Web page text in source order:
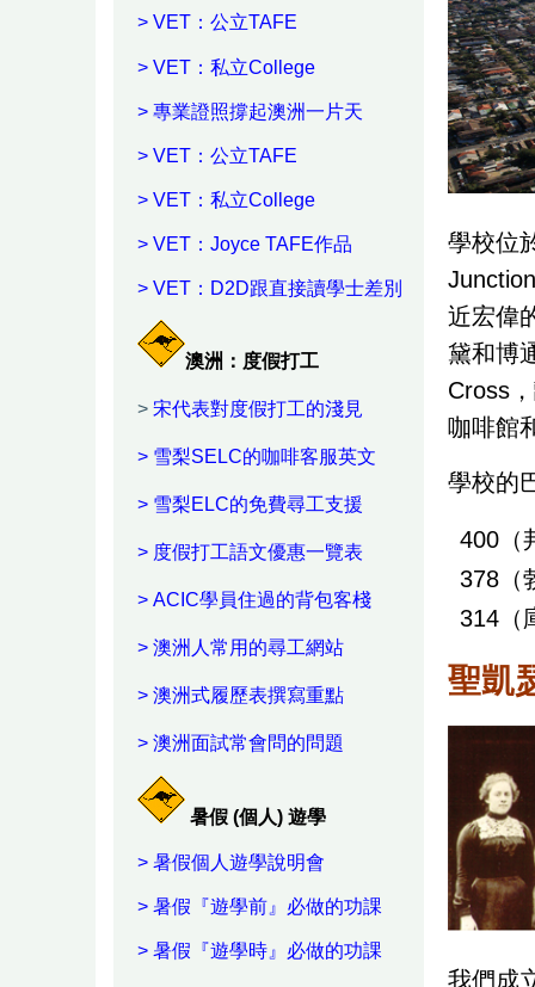
> VET：公立TAFE
> VET：私立College
> 專業證照撐起澳洲一片天
> VET：公立TAFE
> VET：私立College
> VET：Joyce TAFE作品
> VET：D2D跟直接讀學士差別
澳洲：度假打工
> 宋代表對度假打工的淺見
> 雪梨SELC的咖啡客服英文
> 雪梨ELC的免費尋工支援
> 度假打工語文優惠一覽表
> ACIC學員住過的背包客棧
> 澳洲人常用的尋工網站
> 澳洲式履歷表撰寫重點
> 澳洲面試常會問的問題
暑假 (個人) 遊學
> 暑假個人遊學說明會
> 暑假『遊學前』必做的功課
> 暑假『遊學時』必做的功課
學校位
近宏偉
黛和博
Cross
咖啡館
學校的
400（
378（
314（
聖凱
我們成